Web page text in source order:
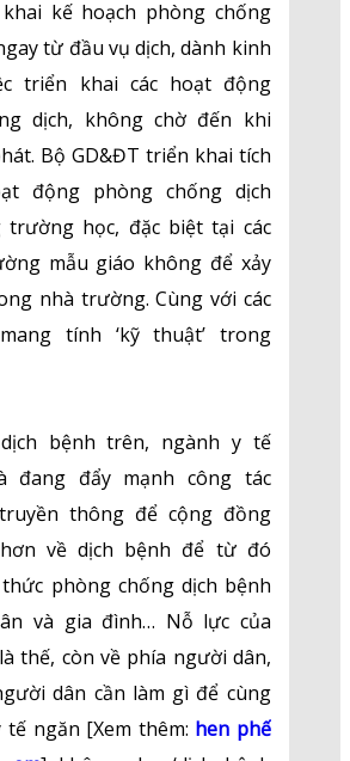
kế hoạch phòng chống
từ đầu vụ dịch, dành kinh
triển khai các hoạt động
dịch, không chờ đến khi
Bộ GD&ĐT triển khai tích
động phòng chống dịch
học, đặc biệt tại các
mẫu giáo không để xảy
nhà trường. Cùng với các
tính ‘kỹ thuật’ trong
bệnh trên, ngành y tế
đang đẩy mạnh công tác
thông để cộng đồng
về dịch bệnh để từ đó
phòng chống dịch bệnh
và gia đình… Nỗ lực của
thế, còn về phía người dân,
dân cần làm gì để cùng
ngăn [Xem thêm: hen phế